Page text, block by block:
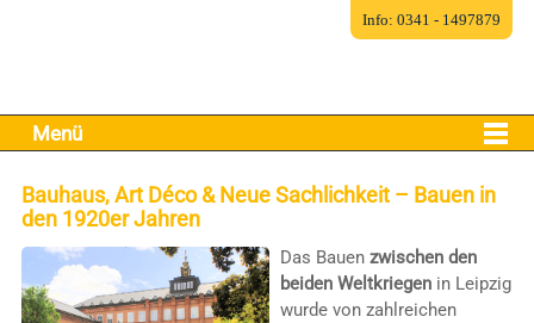
Menü
Bauhaus, Art Déco & Neue Sachlichkeit – Bauen in
den 1920er Jahren
Das Bauen zwischen den
beiden Weltkriegenin Leipzig
wurde von zahlreichen
Info: 0341 - 1497879